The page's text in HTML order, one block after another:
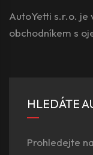
AutoYetti s.r.o. je
obchodníkem s
HLEDÁTE
Prohledejte